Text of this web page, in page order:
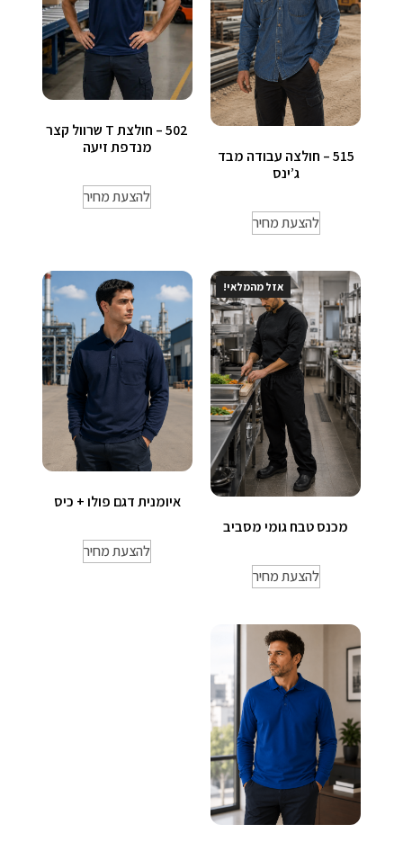
515 – חולצה עבודה מבד
ג’ינס
להצעת מחיר
502 – חולצת T שרוול קצר
מנדפת זיעה
להצעת מחיר
אזל מהמלאי!
מכנס טבח גומי מסביב
להצעת מחיר
איומנית דגם פולו + כיס
להצעת מחיר